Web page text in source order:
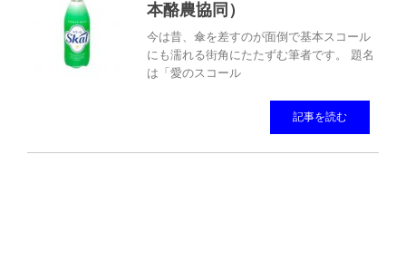
本酪農協同）
今は昔、傘を差すのが面倒で基本スコール
にも濡れる街角にたたずむ筆者です。 題名
は「愛のスコール
記事を読む